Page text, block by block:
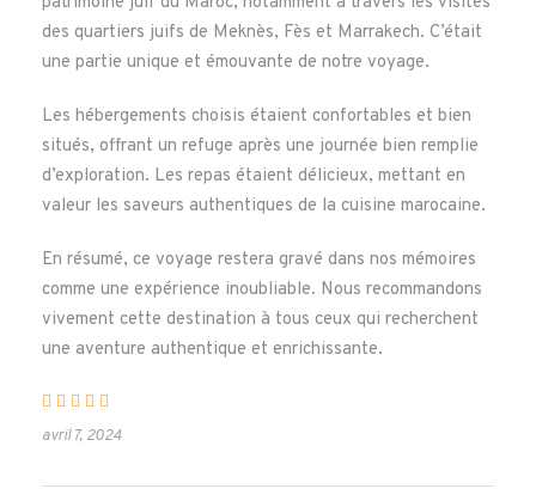
Heure de départ
11:00 AM
inclus dans le prix
Hôtels
Visites Guidées
Guide Touristique
Taxes et Frais
des quartiers juifs de Meknès, Fès et Marrakech. C’était
une partie unique et émouvante de notre voyage.
Les hébergements choisis étaient confortables et bien
situés, offrant un refuge après une journée bien remplie
d’exploration. Les repas étaient délicieux, mettant en
valeur les saveurs authentiques de la cuisine marocaine.
En résumé, ce voyage restera gravé dans nos mémoires
comme une expérience inoubliable. Nous recommandons
vivement cette destination à tous ceux qui recherchent
une aventure authentique et enrichissante.
avril 7, 2024